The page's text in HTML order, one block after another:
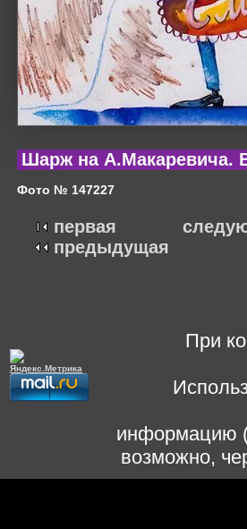
Шарж на А.Макаревича.
Фото № 147227
первая
предыдущая
При
информацию
возможно,